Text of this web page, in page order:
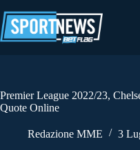
al
contenuto
Premier League 2022/23,
Quote Online
Redazione MME 3